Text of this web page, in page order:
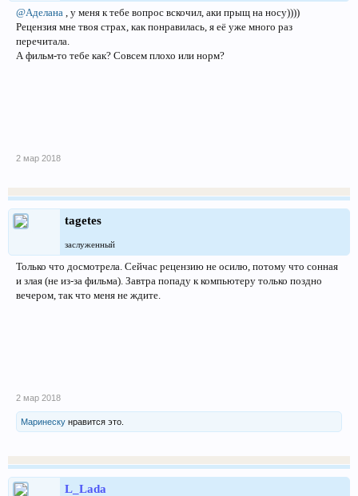
@Аделана , у меня к тебе вопрос вскочил, аки прыщ на носу))))
Рецензия мне твоя страх, как понравилась, я её уже много раз
перечитала.
А фильм-то тебе как? Совсем плохо или норм?
2 мар 2018
tagetes
заслуженный
Только что досмотрела. Сейчас рецензию не осилю, потому что сонная
и злая (не из-за фильма). Завтра попаду к компьютеру только поздно
вечером, так что меня не ждите.
2 мар 2018
Маринеску нравится это.
L_Lada